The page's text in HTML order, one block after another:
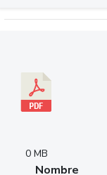
0 MB
Nombre